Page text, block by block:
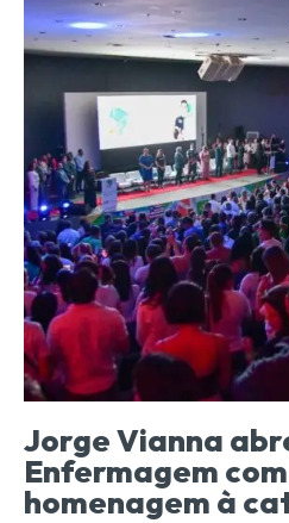
Jorge Vianna
Enfermagem
homenagem à